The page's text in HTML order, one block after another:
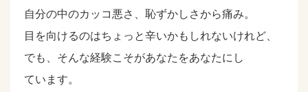
自分の中のカッコ悪さ、恥ずかしさから痛み。
目を向けるのはちょっと辛いかもしれないけれど、
でも、そんな経験こそがあなたをあなたにし
ています。